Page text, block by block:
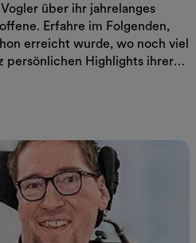
über ihr jahrelanges
Erfahre im Folgenden,
erreicht wurde, wo noch viel
persönlichen Highlights ihrer